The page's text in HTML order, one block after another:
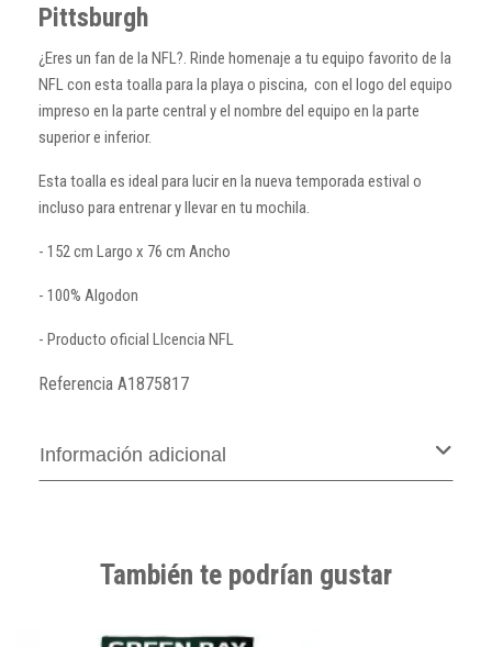
Pittsburgh
¿Eres un fan de la NFL?. Rinde homenaje a tu equipo favorito de la
NFL con esta toalla para la playa o piscina, con el logo del equipo
impreso en la parte central y el nombre del equipo en la parte
superior e inferior.
Esta toalla es ideal para lucir en la nueva temporada estival o
incluso para entrenar y llevar en tu mochila.
- 152 cm Largo x 76 cm Ancho
- 100% Algodon
- Producto oficial LIcencia NFL
Referencia A1875817
Información adicional
También te podrían gustar